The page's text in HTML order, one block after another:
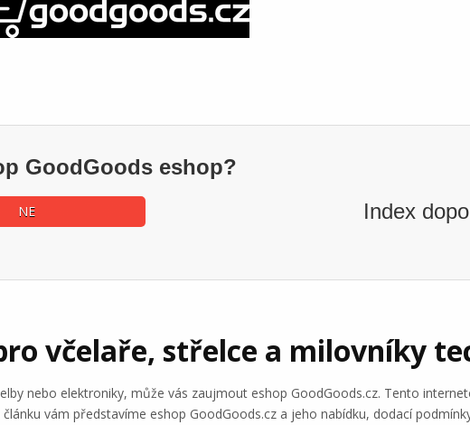
GoodGoods eshop?
NE Index
včelaře, střelce a milovníky
nebo elektroniky, může vás zaujmout eshop GoodGoods.cz. Tento
vám představíme eshop GoodGoods.cz a jeho nabídku, dodací